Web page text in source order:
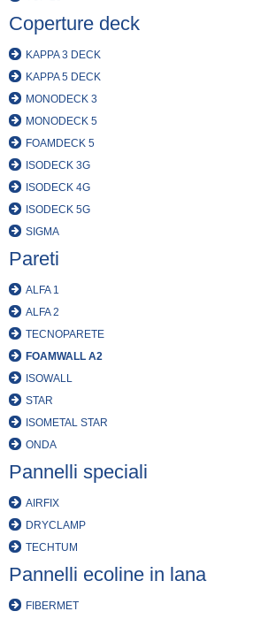
Coperture deck
KAPPA 3 DECK
KAPPA 5 DECK
MONODECK 3
MONODECK 5
FOAMDECK 5
ISODECK 3G
ISODECK 4G
ISODECK 5G
SIGMA
Pareti
ALFA 1
ALFA 2
TECNOPARETE
FOAMWALL A2
ISOWALL
STAR
ISOMETAL STAR
ONDA
Pannelli speciali
AIRFIX
DRYCLAMP
TECHTUM
Pannelli ecoline in lana
FIBERMET